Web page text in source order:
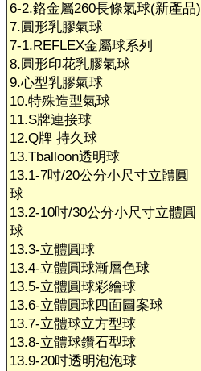
6-2.鉻金屬260長條氣球(新產品)
7.圓形乳膠氣球
7-1.REFLEX金屬球系列
8.圓形印花乳膠氣球
9.心型乳膠氣球
10.特殊造型氣球
11.S牌連接球
12.Q牌 持久球
13.Tballoon透明球
13.1-7吋/20公分小尺寸立體圓
球
13.2-10吋/30公分小尺寸立體圓
球
13.3-立體圓球
13.4-立體圓球漸層色球
13.5-立體圓球彩繪球
13.6-立體圓球四面圖案球
13.7-立體球立方型球
13.8-立體球鑽石型球
13.9-20吋透明泡泡球